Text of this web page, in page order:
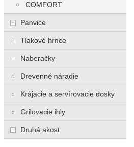
COMFORT
Panvice
Tlakové hrnce
Naberačky
Drevenné náradie
Krájacie a servírovacie dosky
Grilovacie ihly
Druhá akosť